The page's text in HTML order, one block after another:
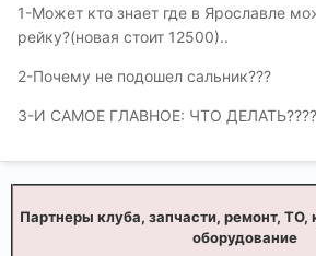
1-Может кто знает где в Ярославле
рейку?(новая стоит 12500)..
2-Почему не подошел сальник???
3-И САМОЕ ГЛАВНОЕ: ЧТО ДЕЛАТЬ????
Партнеры клуба, запчасти, ремонт, ТО,
оборудование